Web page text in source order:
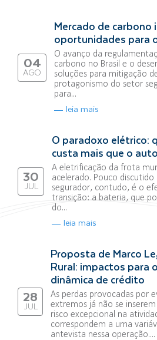
04
AGO
Mercado de carbono
oportunidades para
O avanço da
carbono no Brasil e o
soluções para mitigação
protagonismo do setor
para...
leia mais
30
JUL
O paradoxo elétrico:
custa mais que o
A eletrificação da frota
acelerado. Pouco
segurador, contudo, é o
transição: a bateria, que
do...
leia mais
28
JUL
Proposta de Marco
Rural: impactos para
dinâmica de crédito
As perdas provocadas por
extremos já não se
risco excepcional na
correspondem a uma
antevista nessa operação....